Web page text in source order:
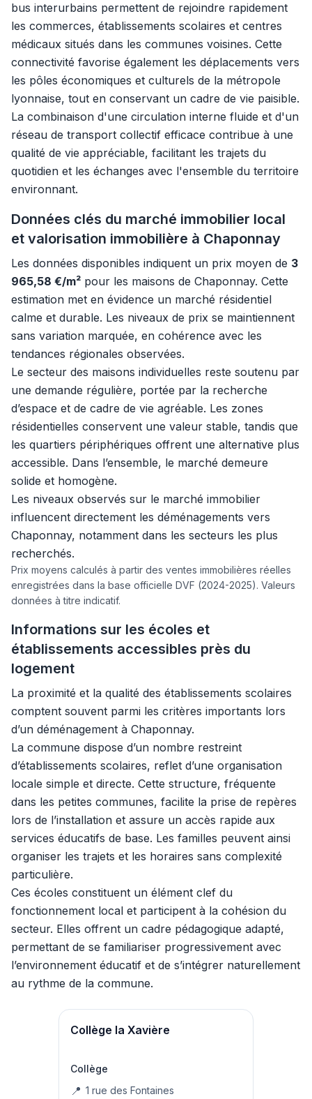
bus interurbains permettent de rejoindre rapidement
les commerces, établissements scolaires et centres
médicaux situés dans les communes voisines. Cette
connectivité favorise également les déplacements vers
les pôles économiques et culturels de la métropole
lyonnaise, tout en conservant un cadre de vie paisible.
La combinaison d'une circulation interne fluide et d'un
réseau de transport collectif efficace contribue à une
qualité de vie appréciable, facilitant les trajets du
quotidien et les échanges avec l'ensemble du territoire
environnant.
Données clés du marché immobilier local
et valorisation immobilière à Chaponnay
Les données disponibles indiquent un prix moyen de 3
965,58 €/m² pour les maisons de Chaponnay. Cette
estimation met en évidence un marché résidentiel
calme et durable. Les niveaux de prix se maintiennent
sans variation marquée, en cohérence avec les
tendances régionales observées.
Le secteur des maisons individuelles reste soutenu par
une demande régulière, portée par la recherche
d’espace et de cadre de vie agréable. Les zones
résidentielles conservent une valeur stable, tandis que
les quartiers périphériques offrent une alternative plus
accessible. Dans l’ensemble, le marché demeure
solide et homogène.
Les niveaux observés sur le marché immobilier
influencent directement les déménagements vers
Chaponnay, notamment dans les secteurs les plus
recherchés.
Prix moyens calculés à partir des ventes immobilières réelles
enregistrées dans la base officielle DVF (2024-2025). Valeurs
données à titre indicatif.
Informations sur les écoles et
établissements accessibles près du
logement
La proximité et la qualité des établissements scolaires
comptent souvent parmi les critères importants lors
d’un déménagement à Chaponnay.
La commune dispose d’un nombre restreint
d’établissements scolaires, reflet d’une organisation
locale simple et directe. Cette structure, fréquente
dans les petites communes, facilite la prise de repères
lors de l’installation et assure un accès rapide aux
services éducatifs de base. Les familles peuvent ainsi
organiser les trajets et les horaires sans complexité
particulière.
Ces écoles constituent un élément clef du
fonctionnement local et participent à la cohésion du
secteur. Elles offrent un cadre pédagogique adapté,
permettant de se familiariser progressivement avec
l’environnement éducatif et de s’intégrer naturellement
au rythme de la commune.
Collège la Xavière
Collège
📍 1 rue des Fontaines